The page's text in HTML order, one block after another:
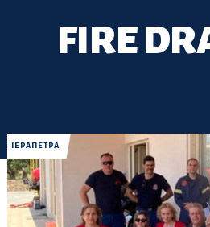
FIRE
ΙΕΡΑΠΕΤΡΑ